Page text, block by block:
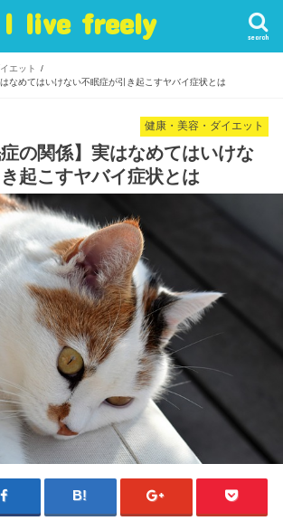
I live freely search
エット
なめてはいけない不眠症が引き起こすヤバイ症状とは
健康・美容・ダイエット
症の関係】実はなめてはいけな
起こすヤバイ症状とは